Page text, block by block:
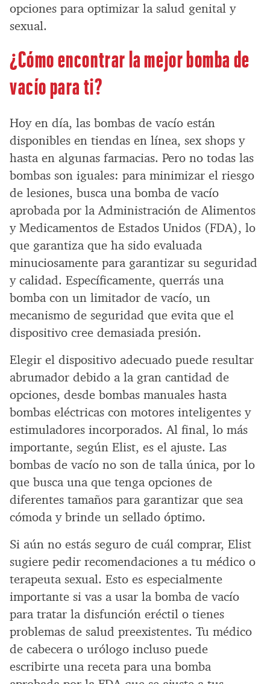
opciones para optimizar la salud genital y
sexual.
¿Cómo encontrar la mejor bomba de
vacío para ti?
Hoy en día, las bombas de vacío están
disponibles en tiendas en línea, sex shops y
hasta en algunas farmacias. Pero no todas las
bombas son iguales: para minimizar el riesgo
de lesiones, busca una bomba de vacío
aprobada por la Administración de Alimentos
y Medicamentos de Estados Unidos (FDA), lo
que garantiza que ha sido evaluada
minuciosamente para garantizar su seguridad
y calidad. Específicamente, querrás una
bomba con un limitador de vacío, un
mecanismo de seguridad que evita que el
dispositivo cree demasiada presión.
Elegir el dispositivo adecuado puede resultar
abrumador debido a la gran cantidad de
opciones, desde bombas manuales hasta
bombas eléctricas con motores inteligentes y
estimuladores incorporados. Al final, lo más
importante, según Elist, es el ajuste. Las
bombas de vacío no son de talla única, por lo
que busca una que tenga opciones de
diferentes tamaños para garantizar que sea
cómoda y brinde un sellado óptimo.
Si aún no estás seguro de cuál comprar, Elist
sugiere pedir recomendaciones a tu médico o
terapeuta sexual. Esto es especialmente
importante si vas a usar la bomba de vacío
para tratar la disfunción eréctil o tienes
problemas de salud preexistentes. Tu médico
de cabecera o urólogo incluso puede
escribirte una receta para una bomba